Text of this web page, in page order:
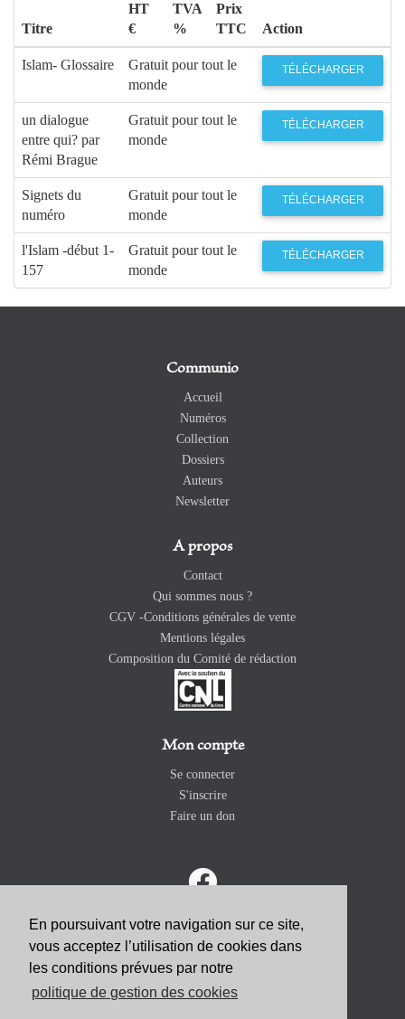
En poursuivant votre navigation sur ce site,
vous acceptez l’utilisation de cookies dans
les conditions prévues par notre
politique de gestion des cookies
Titre
HT
€
TVA
%
Prix
TTC
Action
Islam- Glossaire
Gratuit pour tout le
monde
TÉLÉCHARGER
un dialogue
entre qui? par
Rémi Brague
Gratuit pour tout le
monde
TÉLÉCHARGER
Signets du
numéro
Gratuit pour tout le
monde
TÉLÉCHARGER
l'Islam -début 1-
157
Gratuit pour tout le
monde
TÉLÉCHARGER
Communio
Accueil
Numéros
Collection
Dossiers
Auteurs
Newsletter
A propos
Contact
Qui sommes nous ?
CGV -Conditions générales de vente
Mentions légales
Composition du Comité de rédaction
Mon compte
Se connecter
S'inscrire
Faire un don
ABONNEZ-VOUS